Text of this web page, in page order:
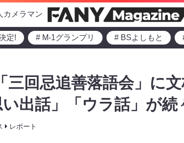
カメラマン
定! # M-1グランプリ # BSよしもと
三回忌追善落語会」に
出話」「ウラ話」が続
レポート